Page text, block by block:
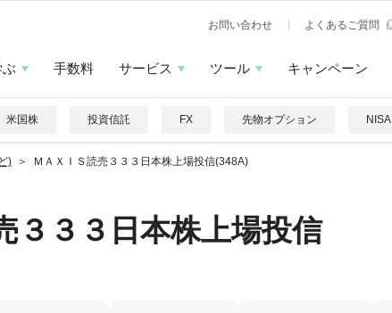
お問い合わせ よくあるご質問
手数料 サービス ツール キャンペーン
米国株 投資信託 FX 先物オプション NISA
) ＭＡＸＩＳ読売３３３日本株上場投信(348A)
３３３日本株上場投信